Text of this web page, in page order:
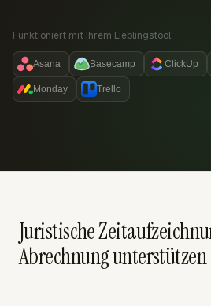
Funktioniert mit Ihrem Lieblingstool:
Asana Basecamp ClickUp
Monday Trello
Juristische
Abrechnung unterstützen